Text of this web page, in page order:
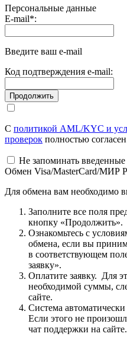
Персональные данные
E-mail*:
Введите ваш e-mail
Код подтверждения e-mail:
С политикой AML/KYC и
проверок полностью
Не запоминать
Обмен Visa/MasterCard/МИР
Для обмена вам необходимо
Заполните все поля
кнопку «Продолжить».
Ознакомьтесь с
обмена, если вы
в соответствующем
заявку».
Оплатите заявку. Для
необходимой суммы,
сайте.
Система
Если этого не
чат поддержки на сайте.